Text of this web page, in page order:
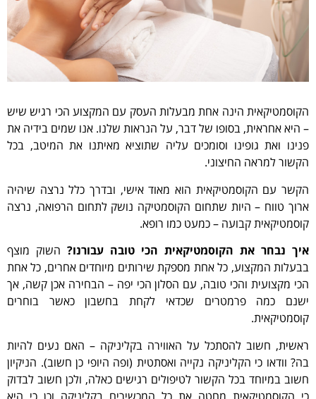
הקוסמטיקאית הינה אחת מבעלות העסק עם המקצוע הכי רגיש שיש
– היא אחראית, בסופו של דבר, על הנראות שלנו. אנו שמים בידיה את
פנינו ואת גופינו וסומכים עליה שתוציא מאיתנו את המיטב, בכל
הקשור למראה החיצוני.
הקשר עם הקוסמטיקאית הוא מאוד אישי, ובדרך כלל נרצה שיהיה
ארוך טווח – היות שתחום הקוסמטיקה נושק לתחום הרפואה, נרצה
קוסמטיקאית קבועה – כמעט כמו רופא.
איך נבחר את הקוסמטיקאית הכי טובה עבורנו? השוק מוצף
בבעלות המקצוע, כל אחת מספקת שירותים מיוחדים אחרים, כל אחת
הכי מקצועית והכי טובה, עם הסלון הכי יפה – הבחירה אכן קשה, אך
ישנם כמה פרמטרים שכדאי לקחת בחשבון כאשר בוחרים
קוסמטיקאית.
ראשית, חשוב להסתכל על האווירה בקליניקה – האם נעים להיות
בה? וודאו כי הקליניקה נקייה ואסתטית (ופה היופי כן חשוב). הניקיון
חשוב במיוחד בכל הקשור לטיפולים רגישים כאלה, ולכן חשוב לבדוק
כי הקוסמטיקאית מחטה את כל המכשירים בקליניקה וכן כי היא